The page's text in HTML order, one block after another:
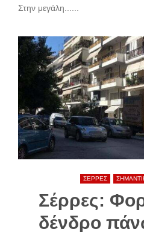
Στην μεγάλη......
ΣΕΡΡΕΣ
Σέρρες:
δένδρο